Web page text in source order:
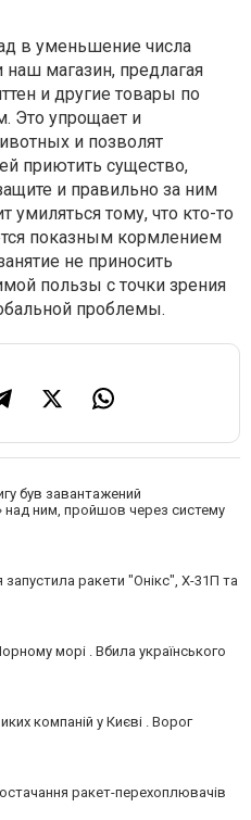
в уменьшение числа
магазин, предлагая
и другие товары по
Это упрощает и
и позволят
приютить существо,
и правильно за ним
умиляться тому, что кто-то
показным кормлением
не приносить
пользы с точки зрения
проблемы.
був завантажений
над ним, пройшов через систему
ракети "Онікс", Х-31П та
морі . Вбила українського
компаній у Києві . Ворог
ракет-перехоплювачів